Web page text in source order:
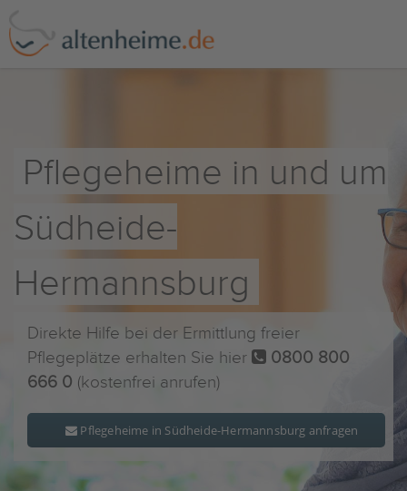
Pflegeheime in und um
Südheide-
Hermannsburg
Direkte Hilfe bei der Ermittlung freier
Pflegeplätze erhalten Sie hier
0800 800
666 0 (kostenfrei anrufen)
Pflegeheime in Südheide-Hermannsburg anfragen